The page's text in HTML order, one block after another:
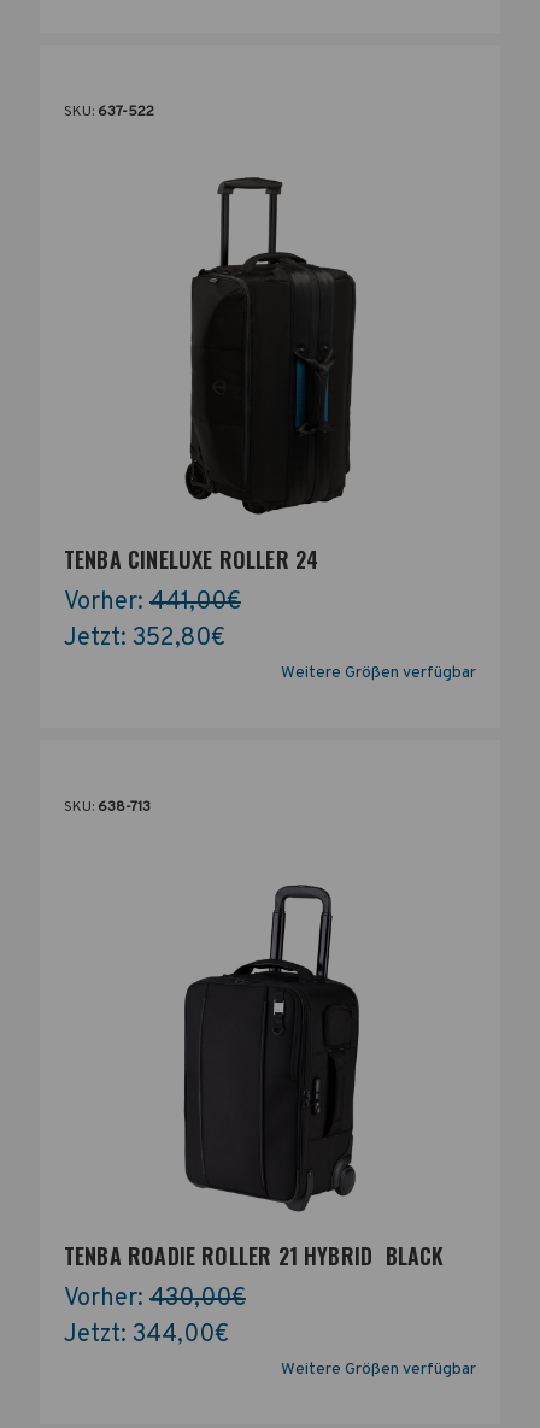
SKU: 637-522
TENBA CINELUXE ROLLER 24
Vorher: 441,00€
Jetzt: 352,80€
Weitere Größen verfügbar
SKU: 638-713
TENBA ROADIE ROLLER 21 HYBRID  BLACK
Vorher: 430,00€
Jetzt: 344,00€
Weitere Größen verfügbar